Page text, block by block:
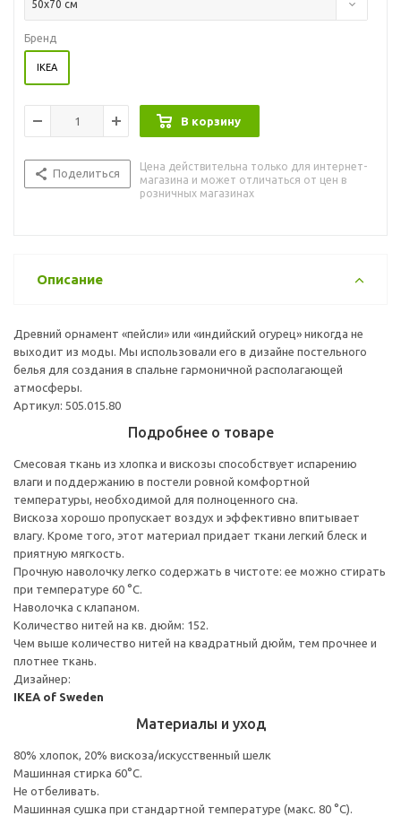
50x70 см
Бренд
IKEA
В корзину
Поделиться
Цена действительна только для интернет-
магазина и может отличаться от цен в
розничных магазинах
Описание
Древний орнамент «пейсли» или «индийский огурец» никогда не
выходит из моды. Мы использовали его в дизайне постельного
белья для создания в спальне гармоничной располагающей
атмосферы.
Артикул: 505.015.80
Подробнее о товаре
Смесовая ткань из хлопка и вискозы способствует испарению
влаги и поддержанию в постели ровной комфортной
температуры, необходимой для полноценного сна.
Вискоза хорошо пропускает воздух и эффективно впитывает
влагу. Кроме того, этот материал придает ткани легкий блеск и
приятную мягкость.
Прочную наволочку легко содержать в чистоте: ее можно стирать
при температуре 60 °C.
Наволочка с клапаном.
Количество нитей на кв. дюйм: 152.
Чем выше количество нитей на квадратный дюйм, тем прочнее и
плотнее ткань.
Дизайнер:
IKEA of Sweden
Материалы и уход
80% хлопок, 20% вискоза/искусственный шелк
Машинная стирка 60°С.
Не отбеливать.
Машинная сушка при стандартной температуре (макс. 80 °C).